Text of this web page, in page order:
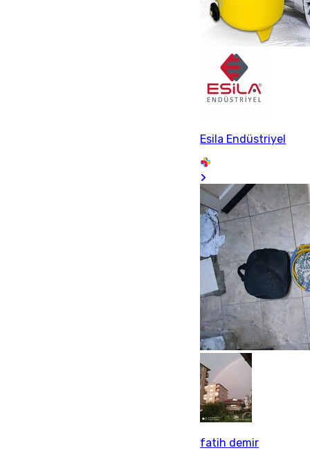
Esila Endüstriyel
fatih demir